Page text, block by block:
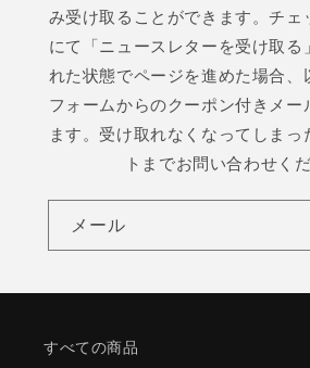
み受け取ることができます。チェ
にて「ニュースレターを受け取る
れた状態でページを進めた場合、
フォームからのクーポン付きメー
ます。受け取れなくなってしまっ
トまでお問い合わせくだ
メール
すべての商品